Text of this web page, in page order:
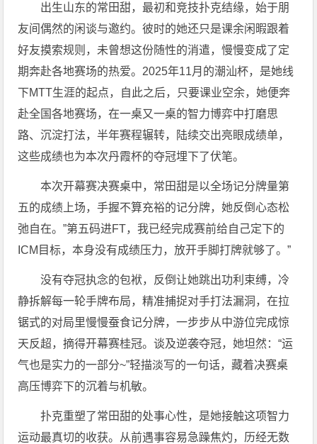
出生山东的常田甜，最初和竞技扑克结缘，始于朋
友间偶然的闲谈与邀约。彼时的她还只是课余闲暇跟着
好友摸索规则，未曾想这份随性的消遣，慢慢变成了定
期奔赴各地赛场的热爱。2025年11月的潮汕杯，是她线
下MTT生涯的起点，自此之后，只要课业空余，她便奔
赴全国各地赛场，在一桌又一桌的智力博弈中打磨思
路、沉淀打法，半年赛程辗转，陆续交出亮眼成绩单，
这些成绩也为本次丹霞杯的夺冠埋下了伏笔。
本次开幕赛决赛桌中，常田甜是以全场记分牌量第
五的成绩上场，手握不算充裕的记分牌，她反倒心态松
弛自在。”第五码进FT，我已经完成赛前给自己定下的
ICM目标，本身没有成绩压力，放开手脚打牌就够了。”
没有夺冠执念的包袱，反倒让她跳出功利束缚，冷
静拆解每一轮手牌布局，精准捕捉对手打法漏洞，在拉
锯式的对局里慢慢蚕食记分牌，一步步从中游位完成惊
天反超，摘得开幕赛桂冠。谈及逆袭夺冠，她坦然：“运
气也是实力的一部分~”轻描淡写的一句话，藏着决赛桌
高压博弈下的沉着与机敏。
扑克重塑了常田甜的处事心性，是她接触这项智力
运动最真切的收获。从前遇事容易急躁焦灼，历经无数